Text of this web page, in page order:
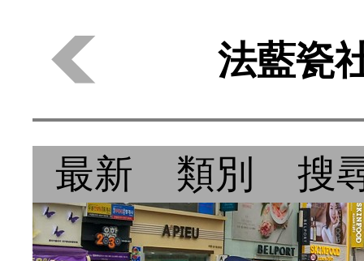
法藍瓷
最新 類別 搜